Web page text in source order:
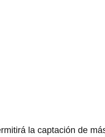
la captación de